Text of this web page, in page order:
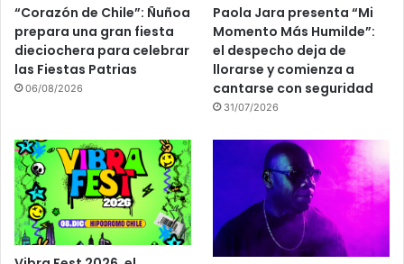
“Corazón de Chile”: Ñuñoa
prepara una gran fiesta
dieciochera para celebrar
las Fiestas Patrias
06/08/2026
Paola Jara presenta “Mi
Momento Más Humilde”:
el despecho deja de
llorarse y comienza a
cantarse con seguridad
31/07/2026